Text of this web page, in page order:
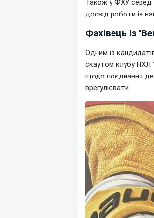
Також у ФХУ серед
досвід роботи із
Фахівець із
Одним із
скаутом клубу НХЛ
щодо поєднання
врегулювати.